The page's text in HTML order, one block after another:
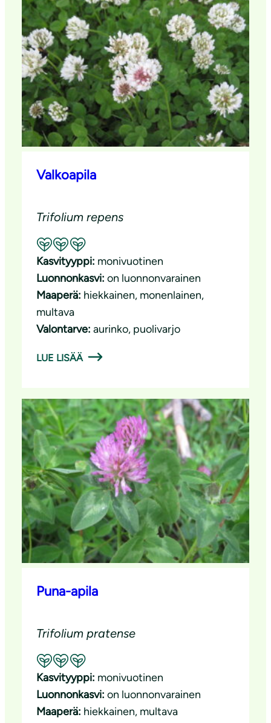
Valkoapila
Trifolium repens
Suositeltavuus: Erinomainen pölyttäjäkasvi
Kasvityyppi: monivuotinen
Luonnonkasvi: on luonnonvarainen
Maaperä: hiekkainen, monenlainen
multava
Valontarve: aurinko, puolivarjo
LUE LISÄÄ
Puna-apila
Trifolium pratense
Suositeltavuus: Erinomainen pölyttäjäkasvi
Kasvityyppi: monivuotinen
Luonnonkasvi: on luonnonvarainen
Maaperä: hiekkainen, multava